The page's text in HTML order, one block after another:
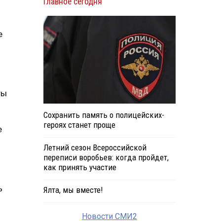
Сохранить память о полицейских-
героях станет проще
Летний сезон Всероссийской
переписи воробьев: когда пройдет,
как принять участие
Ялта, мы вместе!
Новости СМИ2